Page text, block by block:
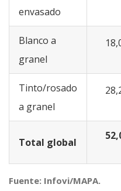
envasado
Blanco a
granel
Tinto/rosado
a granel
Total global
Fuente: Infovi/MAPA.